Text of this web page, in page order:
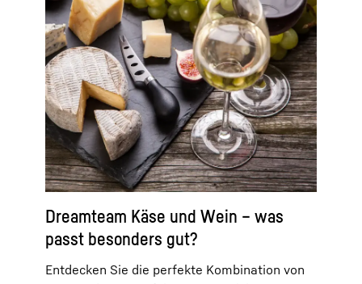
Dreamteam Käse und Wein – was
passt besonders gut?
Entdecken Sie die perfekte Kombination von